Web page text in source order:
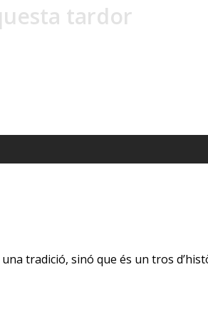
tardor
tradició, sinó que és un tros